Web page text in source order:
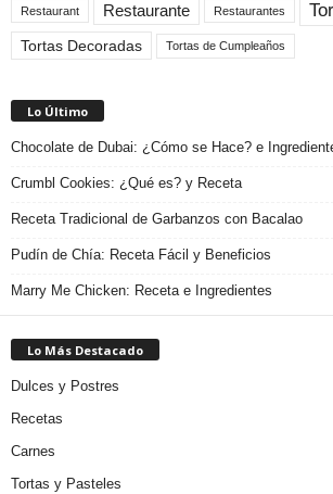
Restaurant Restaurante Restaurantes
Tortas Decoradas Tortas de Cumpleaños
Lo Último
Chocolate de Dubai: ¿Cómo se Hace? e
Crumbl Cookies: ¿Qué es? y Receta
Receta Tradicional de Garbanzos con Bacalao
Pudín de Chía: Receta Fácil y Beneficios
Marry Me Chicken: Receta e Ingredientes
Lo Más Destacado
Dulces y Postres
Recetas
Carnes
Tortas y Pasteles